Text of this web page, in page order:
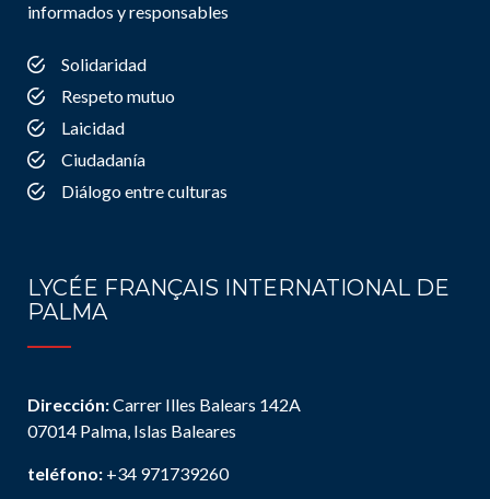
informados y responsables
Solidaridad
Respeto mutuo
Laicidad
Ciudadanía
Diálogo entre culturas
LYCÉE FRANÇAIS INTERNATIONAL DE
PALMA
Dirección:Carrer Illes Balears 142A
07014 Palma, Islas Baleares
teléfono: +34 971739260